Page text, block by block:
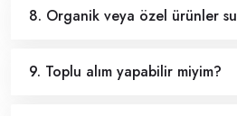
8. Organik veya özel ürünler
9. Toplu alım yapabilir miyim?